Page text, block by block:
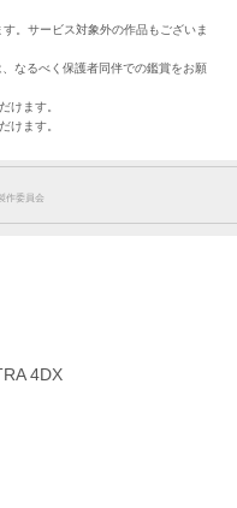
。サービス対象外の作品もございま
なるべく保護者同伴での鑑賞をお願
けます。
けます。
作委員会
4DX